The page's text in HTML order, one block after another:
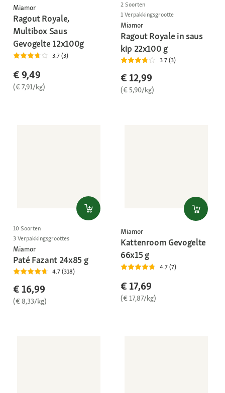
Miamor
Ragout Royale,
Multibox Saus
Gevogelte 12x100g
3.7 (3)
€ 9,49
(€ 7,91/kg)
2 Soorten
1 Verpakkingsgrootte
Miamor
Ragout Royale in saus
kip 22x100 g
3.7 (3)
€ 12,99
(€ 5,90/kg)
10 Soorten
3 Verpakkingsgroottes
Miamor
Paté Fazant 24x85 g
4.7 (318)
€ 16,99
(€ 8,33/kg)
Miamor
Kattenroom Gevogelte
66x15 g
4.7 (7)
€ 17,69
(€ 17,87/kg)